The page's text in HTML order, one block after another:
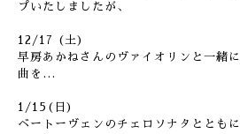
プいたしましたが、
12/17 (土)
早房あかねさんのヴァイオリンと一緒
曲を…
1/15(日)
ベートーヴェンのチェロソナタととも